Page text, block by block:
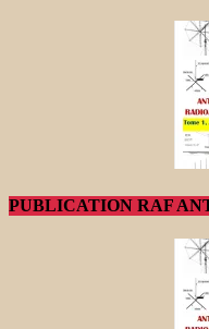
PUBLICATION RAF